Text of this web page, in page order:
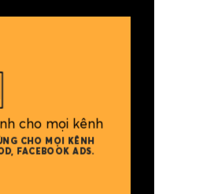
cho mọi kênh
CHO MỌI KÊNH
FACEBOOK ADS.